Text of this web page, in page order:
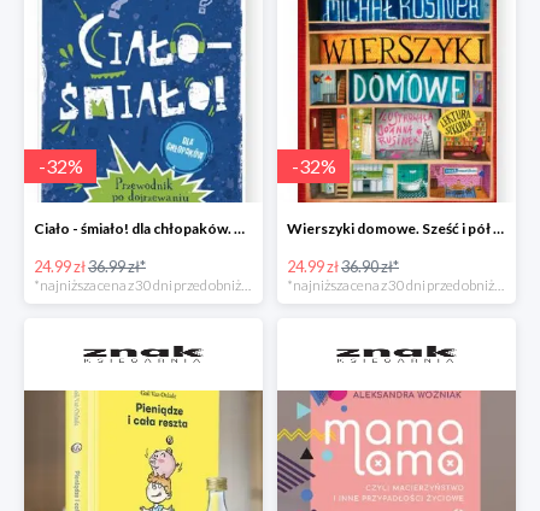
-32%
Ciało - śmiało! dla chłopaków. Przewodnik po dojrzewaniu -32%
24.99 zł36.99 zł*
*najniższa cena z 30 dni przed obniżką
-32%
Wierszyki domowe. Sześć i pół tuzinka wierszyków Rusinka -32%
24.99 zł36.90 zł*
*najniższa cena z 30 dni przed obniżką